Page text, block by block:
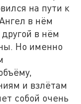
на пути к
в нём
в нём
Но именно
и взлётам
собой очень